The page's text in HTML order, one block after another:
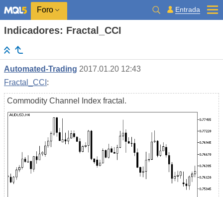
Foro Entrada
Indicadores: Fractal_CCI
Automated-Trading 2017.01.20 12:43
Fractal_CCI :
Commodity Channel Index fractal.